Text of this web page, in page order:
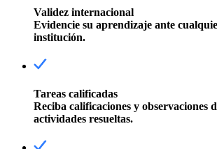
Validez internacional
Evidencie su aprendizaje ante
institución.
Tareas calificadas
Reciba calificaciones y observaciones
actividades resueltas.